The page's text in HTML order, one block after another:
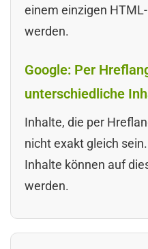
einem einzigen
werden.
Google: Per
unterschiedliche
Inhalte, die per
nicht exakt gleich
Inhalte können auf
werden.